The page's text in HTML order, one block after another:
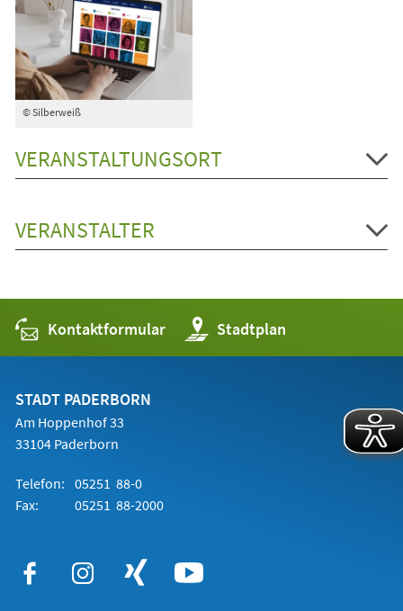
© Silberweiß
VERANSTALTUNGSORT
VERANSTALTER
Kontaktformular Stadtplan
(Öffnet
in
einem
STADT PADERBORN
Am Hoppenhof 33
33104 Paderborn
Telefon: 05251 88-0
Fax:
05251 88-2000